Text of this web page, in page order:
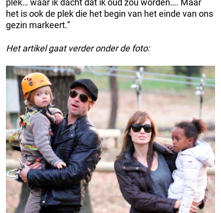
plek… waar ik dacht dat ik oud zou worden…. Maar
het is ook de plek die het begin van het einde van ons
gezin markeert.”
Het artikel gaat verder onder de foto: